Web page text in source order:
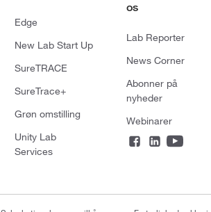
Edge
New Lab Start Up
SureTRACE
SureTrace+
Grøn omstilling
Unity Lab
Services
os
Lab Reporter
News Corner
Abonner på
nyheder
Webinarer